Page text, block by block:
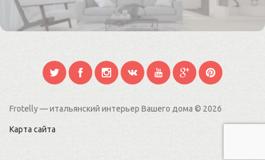
Frotelly — итальянский интерьер Вашего дома © 2026
Карта сайта